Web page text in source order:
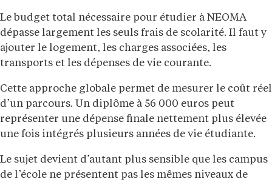
Le budget total nécessaire pour étudier à NEOMA
dépasse largement les seuls frais de scolarité. Il faut y
ajouter le logement, les charges associées, les
transports et les dépenses de vie courante.
Cette approche globale permet de mesurer le coût réel
d’un parcours. Un diplôme à 56 000 euros peut
représenter une dépense finale nettement plus élevée
une fois intégrés plusieurs années de vie étudiante.
Le sujet devient d’autant plus sensible que les campus
de l’école ne présentent pas les mêmes niveaux de